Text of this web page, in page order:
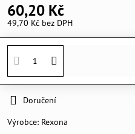
60,20 Kč
49,70 Kč bez DPH
Doručení
Výrobce: Rexona